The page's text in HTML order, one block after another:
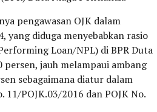
pengawasan OJK dalam
yang diduga menyebabkan rasio
Loan/NPL) di BPR Duta
jauh melampaui ambang
sebagaimana diatur dalam
11/POJK.03/2016 dan POJK No.